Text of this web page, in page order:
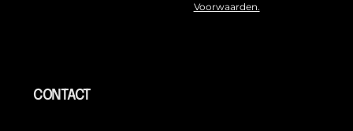
Voorwaarden.
CONTACT